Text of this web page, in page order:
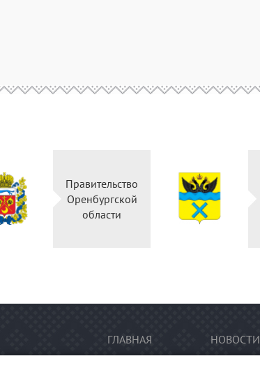
Правительство
Оренбургской
области
ГЛАВНАЯ НОВОСТИ